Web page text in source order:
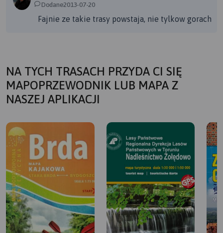
Dodane2013-07-20
Fajnie ze takie trasy powstaja, nie tylkow gorach
NA TYCH TRASACH PRZYDA CI SIĘ
MAPOPRZEWODNIK LUB MAPA Z
NASZEJ APLIKACJI